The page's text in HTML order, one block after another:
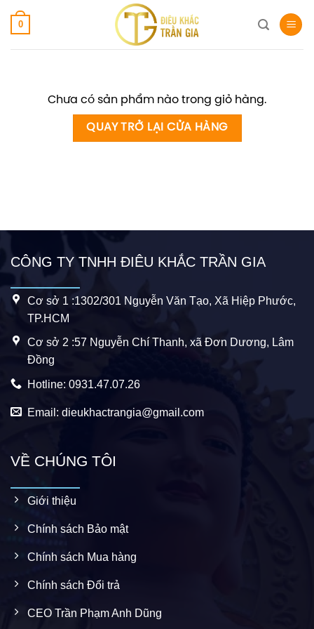
Skip
0
Chưa có sản phẩm nào trong giỏ hàng.
QUAY TRỞ LẠI CỬA HÀNG
CÔNG TY TNHH ĐIÊU KHẮC TRẦN GIA
Cơ sở 1 :1302/301 Nguyễn Văn Tạo, Xã Hiệp Phước,
TP.HCM
Cơ sở 2 :57 Nguyễn Chí Thanh, xã Đơn Dương, Lâm
Đồng
Hotline: 0931.47.07.26
Email: dieukhactrangia@gmail.com
VỀ CHÚNG TÔI
Giới thiệu
Chính sách Bảo mật
Chính sách Mua hàng
Chính sách Đổi trả
CEO Trần Phạm Anh Dũng